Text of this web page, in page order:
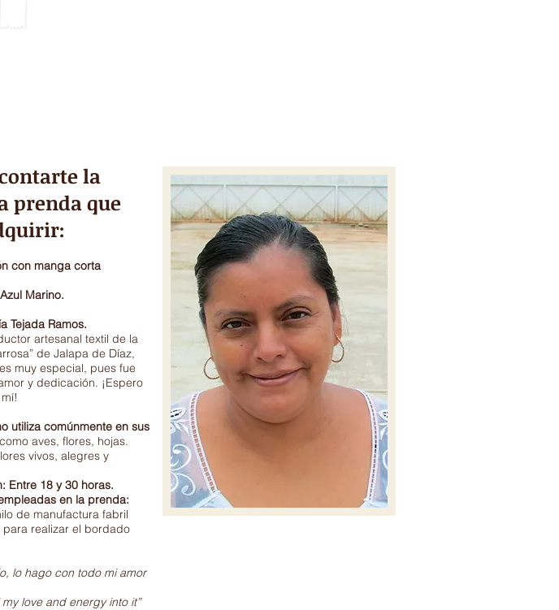
con manga corta
Marino.
Tejada Ramos.
artesanal textil de la
de Jalapa de Díaz,
muy especial, pues fue
y dedicación. ¡Espero
utiliza comúnmente en sus
aves, flores, hojas.
vivos, alegres y
Entre 18 y 30 horas.
en la prenda:
de manufactura fabril
realizar el bordado
lo hago con todo mi amor
love and energy into it”
la
prenda que